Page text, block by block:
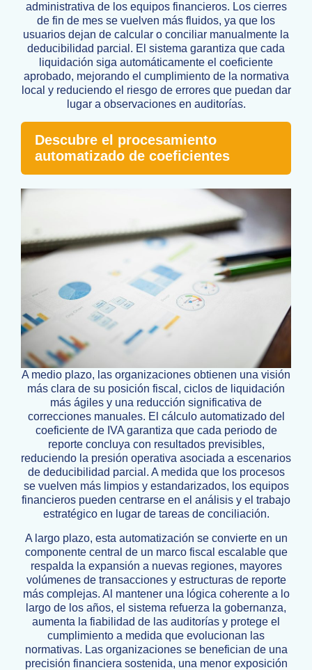
administrativa de los equipos financieros. Los cierres
de fin de mes se vuelven más fluidos, ya que los
usuarios dejan de calcular o conciliar manualmente la
deducibilidad parcial. El sistema garantiza que cada
liquidación siga automáticamente el coeficiente
aprobado, mejorando el cumplimiento de la normativa
local y reduciendo el riesgo de errores que puedan dar
lugar a observaciones en auditorías.
Descubre el procesamiento
automatizado de coeficientes
A medio plazo, las organizaciones obtienen una visión
más clara de su posición fiscal, ciclos de liquidación
más ágiles y una reducción significativa de
correcciones manuales. El cálculo automatizado del
coeficiente de IVA garantiza que cada periodo de
reporte concluya con resultados previsibles,
reduciendo la presión operativa asociada a escenarios
de deducibilidad parcial. A medida que los procesos
se vuelven más limpios y estandarizados, los equipos
financieros pueden centrarse en el análisis y el trabajo
estratégico en lugar de tareas de conciliación.
A largo plazo, esta automatización se convierte en un
componente central de un marco fiscal escalable que
respalda la expansión a nuevas regiones, mayores
volúmenes de transacciones y estructuras de reporte
más complejas. Al mantener una lógica coherente a lo
largo de los años, el sistema refuerza la gobernanza,
aumenta la fiabilidad de las auditorías y protege el
cumplimiento a medida que evolucionan las
normativas. Las organizaciones se benefician de una
precisión financiera sostenida, una menor exposición